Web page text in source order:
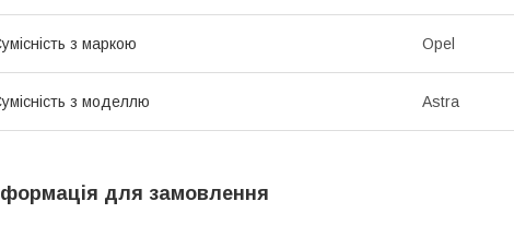
з маркою Opel
з моделлю Astra
для замовлення